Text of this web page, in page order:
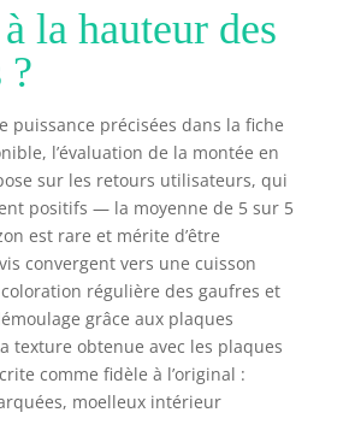
la hauteur des
?
puissance précisées dans la fiche
l’évaluation de la montée en
sur les retours utilisateurs, qui
positifs — la moyenne de 5 sur 5
est rare et mérite d’être
convergent vers une cuisson
régulière des gaufres et
grâce aux plaques
texture obtenue avec les plaques
comme fidèle à l’original :
moelleux intérieur